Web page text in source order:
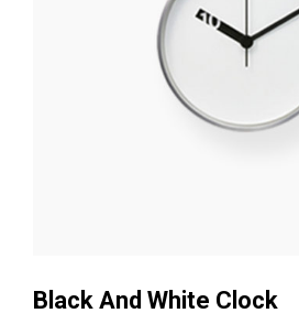
Ajouter au panier
Black And White Clock